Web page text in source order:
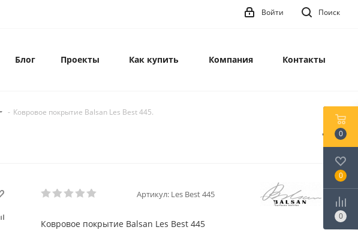
Поиск
Войти
Блог Проекты Как купить Компания Контакты
- Ковровое покрытие Balsan Les Best 445.
Артикул: Les Best 445
Ковровое покрытие Balsan Les Best 445
0
0
0